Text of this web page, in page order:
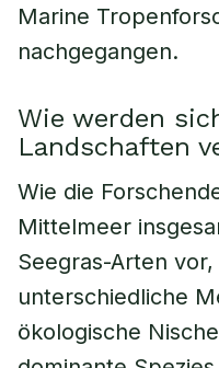
Marine
nachgegangen.
Wie werden
Landschaften
Wie die
Mittelmeer
Seegras-Arten
unterschiedliche
ökologische